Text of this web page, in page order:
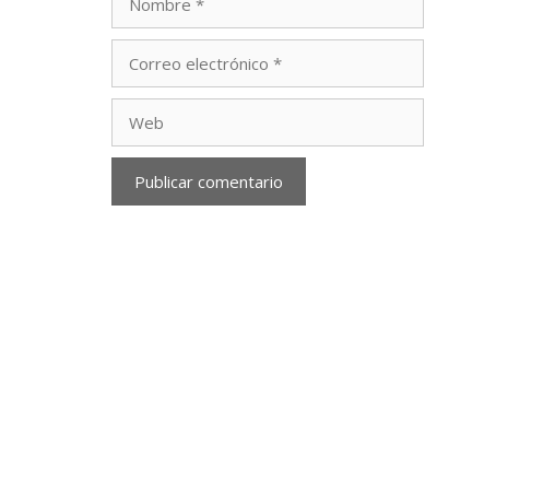
electrónico